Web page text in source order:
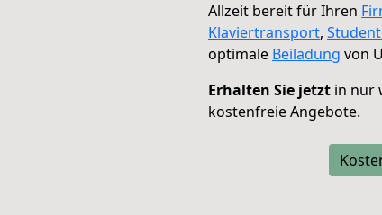
Allzeit bereit für Ihren
Klaviertransport,
optimale Beiladung von
Erhalten Sie jetzt in nur
kostenfreie Angebote.